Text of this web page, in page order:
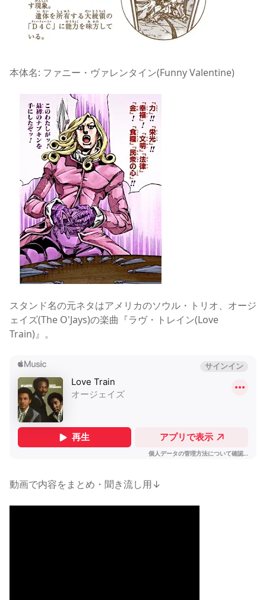
本体名: ファニー・ヴァレンタイン(Funny Valentine)
スタンド名の元ネタはアメリカのソウル・トリオ、オージ
ェイズ(The O'Jays)の楽曲『ラヴ・トレイン(Love
Train)』。
動画で内容をまとめ・聞き流し用↓